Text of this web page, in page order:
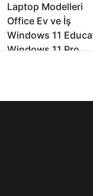
Laptop Modelleri
Office Ev ve İş
Windows 11
Windows 11 Pro